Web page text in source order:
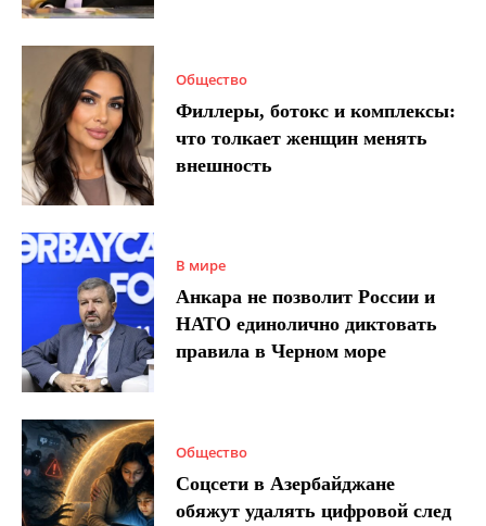
Общество
Филлеры, ботокс и комплексы:
что толкает женщин менять
внешность
В мире
Анкара не позволит России и
НАТО единолично диктовать
правила в Черном море
Общество
Соцсети в Азербайджане
обяжут удалять цифровой след